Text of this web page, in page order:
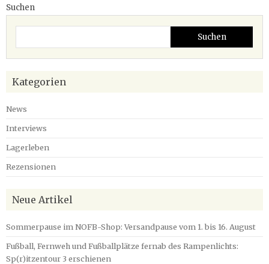
Suchen
Suchen
Kategorien
News
Interviews
Lagerleben
Rezensionen
Neue Artikel
Sommerpause im NOFB-Shop: Versandpause vom 1. bis 16. August
Fußball, Fernweh und Fußballplätze fernab des Rampenlichts:
Sp(r)itzentour 3 erschienen